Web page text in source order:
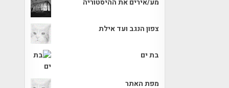
מע/אירים את ההיסטוריה
צפון הנגב ועד אילת
בת ים
מפת האתר